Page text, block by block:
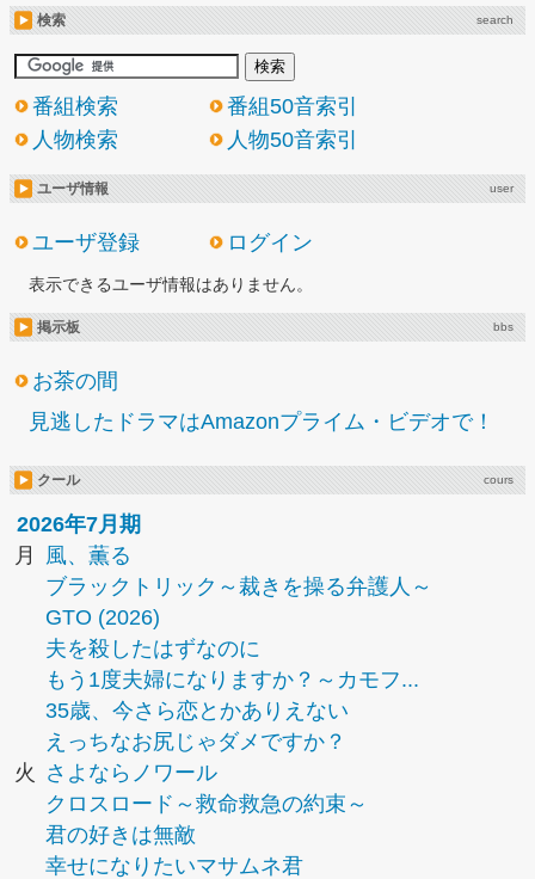
検索 search
番組検索
番組50音索引
人物検索
人物50音索引
ユーザ情報 user
ユーザ登録 ログイン
表示できるユーザ情報はありません。
掲示板 bbs
お茶の間
見逃したドラマはAmazonプライム・ビデオで！
クール cours
2026年7月期
月
風、薫る
ブラックトリック～裁きを操る弁護人～
GTO (2026)
夫を殺したはずなのに
もう1度夫婦になりますか？～カモフ...
35歳、今さら恋とかありえない
えっちなお尻じゃダメですか？
火
さよならノワール
クロスロード～救命救急の約束～
君の好きは無敵
幸せになりたいマサムネ君